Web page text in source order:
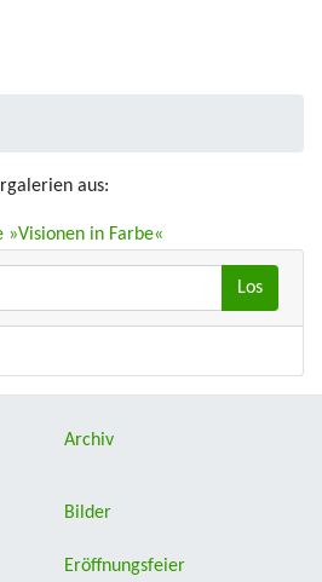
aus:
»Visionen in Farbe«
Archiv
Bilder
Eröffnungsfeier